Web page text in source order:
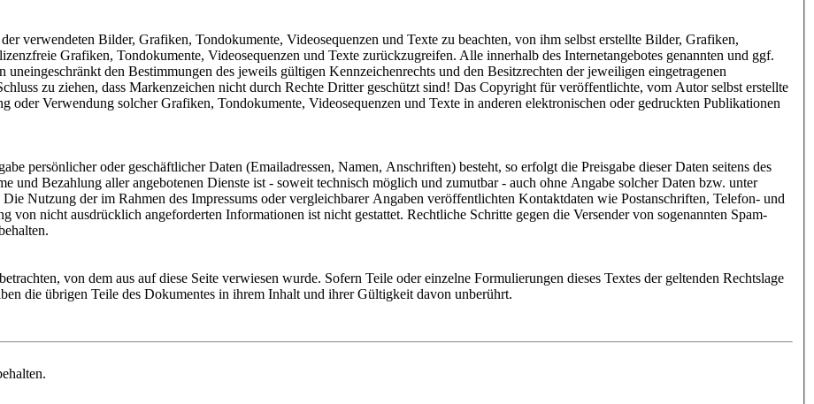
verwendeten Bilder, Grafiken, Tondokumente, Videosequenzen und Texte zu beachten, von ihm selbst erstellte Bilder, Grafiken,
Grafiken, Tondokumente, Videosequenzen und Texte zurückzugreifen. Alle innerhalb des Internetangebotes genannten und ggf.
den Bestimmungen des jeweils gültigen Kennzeichenrechts und den Besitzrechten der jeweiligen eingetragenen
zu ziehen, dass Markenzeichen nicht durch Rechte Dritter geschützt sind! Das Copyright für veröffentlichte, vom Autor selbst erstellte
Verwendung solcher Grafiken, Tondokumente, Videosequenzen und Texte in anderen elektronischen oder gedruckten Publikationen
persönlicher oder geschäftlicher Daten (Emailadressen, Namen, Anschriften) besteht, so erfolgt die Preisgabe dieser Daten seitens des
und Bezahlung aller angebotenen Dienste ist - soweit technisch möglich und zumutbar - auch ohne Angabe solcher Daten bzw. unter
Nutzung der im Rahmen des Impressums oder vergleichbarer Angaben veröffentlichten Kontaktdaten wie Postanschriften, Telefon- und
von nicht ausdrücklich angeforderten Informationen ist nicht gestattet. Rechtliche Schritte gegen die Versender von sogenannten Spam-
von dem aus auf diese Seite verwiesen wurde. Sofern Teile oder einzelne Formulierungen dieses Textes der geltenden Rechtslage
die übrigen Teile des Dokumentes in ihrem Inhalt und ihrer Gültigkeit davon unberührt.